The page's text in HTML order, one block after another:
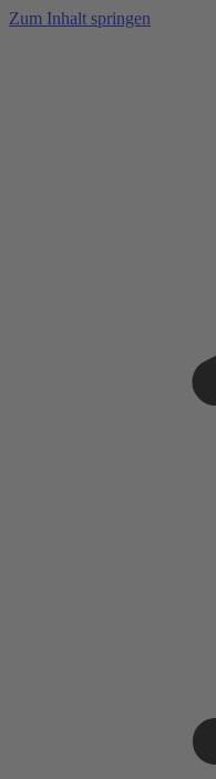
Zum Inhalt springen